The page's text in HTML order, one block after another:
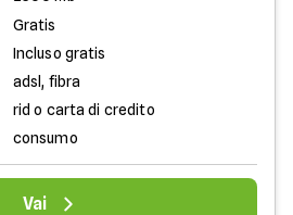
Gratis
Incluso gratis
adsl, fibra
rid o carta di credito
consumo
Vai